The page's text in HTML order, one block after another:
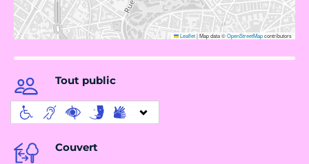
Leaflet|Map data ©OpenStreetMapcontributors
Tout public
Couvert